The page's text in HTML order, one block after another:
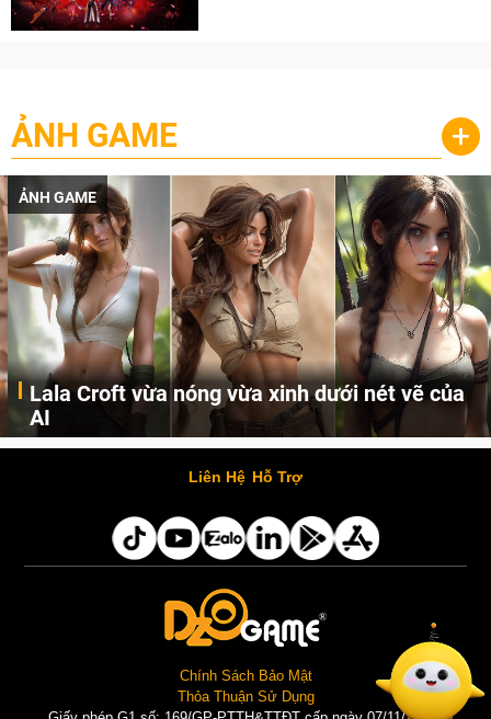
ẢNH GAME +
ẢNH GAME
Lala Croft vừa nóng vừa xinh dưới nét vẽ của
AI
Cùng đến với những hình ảnh Lala Croft của Tomb Raider dưới nét vẽ của AI. Một cô nàng xinh đẹp, nóng bỏng nhưng cũng rắn rỏi và mạnh mẽ.
Liên Hệ Hỗ Trợ
Chính Sách Bảo Mật
Thỏa Thuận Sử Dụng